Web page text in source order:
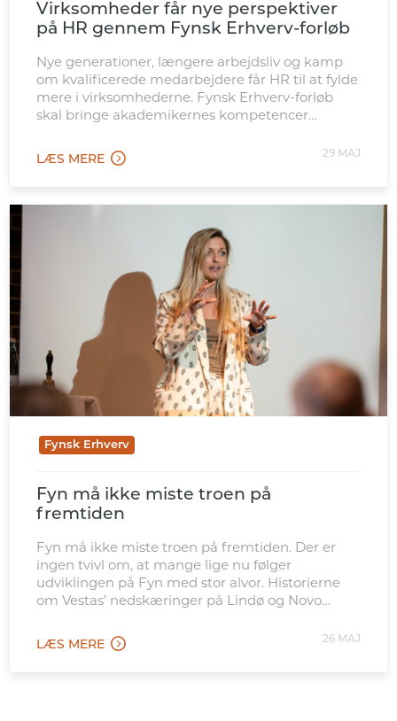
Virksomheder får nye perspektiver
på HR gennem Fynsk Erhverv-forløb
Nye generationer, længere arbejdsliv og kamp
om kvalificerede medarbejdere får HR til at fylde
mere i virksomhederne. Fynsk Erhverv-forløb
skal bringe akademikernes kompetencer
LÆS MERE 29 MAJ
Fynsk Erhverv
Fyn må ikke miste troen på
fremtiden
Fyn må ikke miste troen på fremtiden. Der er
ingen tvivl om, at mange lige nu følger
udviklingen på Fyn med stor alvor. Historierne
om Vestas’ nedskæringer på Lindø og Novo
Odense giver grund til bekymring. Ikke kun på
grund af arbejdspladserne her og nu – men fordi
LÆS MERE 26 MAJ